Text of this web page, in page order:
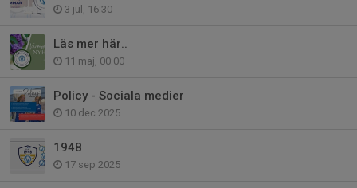
3 jul, 16:30
Läs mer här..
11 maj, 00:00
Policy - Sociala medier
10 dec 2025
1948
17 sep 2025